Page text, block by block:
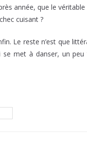
année, que le
cuisant ?
Le reste n’est que
se met à danser, un